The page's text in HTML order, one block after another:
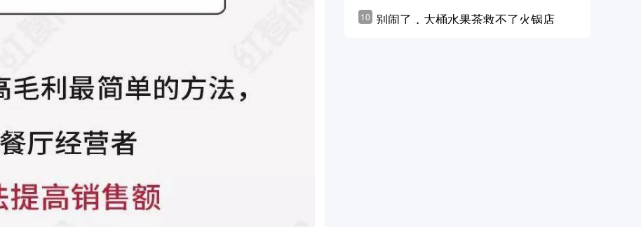
10 别闹了，大桶水果茶救不了火锅店